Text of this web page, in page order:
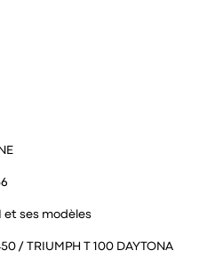
et ses modèles
/ TRIUMPH T 100 DAYTONA